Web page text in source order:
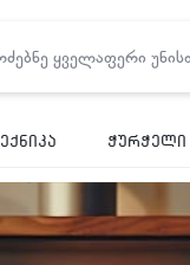
ჭურჭელი